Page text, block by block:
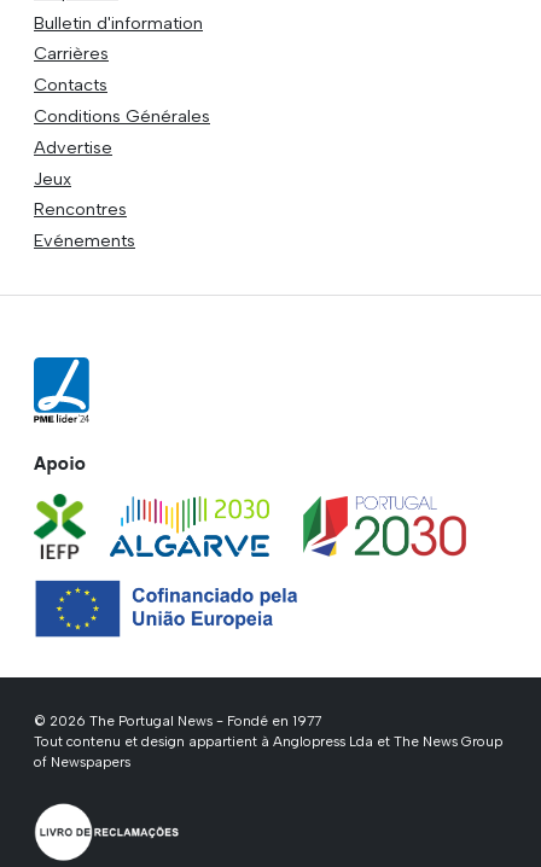
Bulletin d'information
Carrières
Contacts
Conditions Générales
Advertise
Jeux
Rencontres
Evénements
Apoio
© 2026 The Portugal News - Fondé en 1977
Tout contenu et design appartient à Anglopress Lda et The News Group
of Newspapers